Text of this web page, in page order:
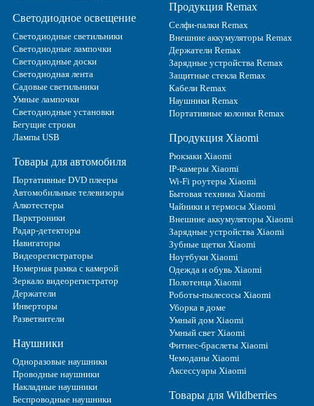
Светодиодное освещение
Светодиодные светильники
Светодиодные лампочки
Светодиодные доски
Светодиодная лента
Садовые светильники
Умные лампочки
Светодиодные установки
Бегущие строки
Лампы USB
Товары для автомобиля
Портативные DVD плееры
Автомобильные телевизоры
Алкотестеры
Парктроники
Радар-детекторы
Навигаторы
Видеорегистраторы
Номерная рамка с камерой
Зеркало видеорегистратор
Держатели
Инверторы
Разветвители
Наушники
Одноразовые наушники
Проводные наушники
Накладные наушники
Беспроводные наушники
Продукция Remax
Селфи-палки Remax
Внешние аккумуляторы Remax
Держатели Remax
Зарядные устройства Remax
Защитные стекла Remax
Кабели Remax
Наушники Remax
Портативные колонки Remax
Продукция Xiaomi
Рюкзаки Xiaomi
IP-камеры Xiaomi
Wi-Fi роутеры Xiaomi
Бытовая техника Xiaomi
Чайники и термосы Xiaomi
Внешние аккумуляторы Xiaomi
Зарядные устройства Xiaomi
Зубные щетки Xiaomi
Ноутбуки Xiaomi
Одежда и обувь Xiaomi
Полотенца Xiaomi
Роботы-пылесосы Xiaomi
Уборка в доме
Умный дом Xiaomi
Умный свет Xiaomi
Фитнес-браслеты Xiaomi
Чемоданы Xiaomi
Аксессуары Xiaomi
Товары для Wildberries